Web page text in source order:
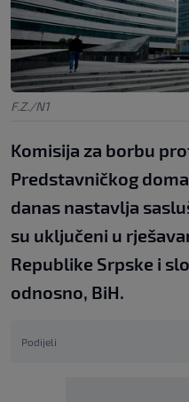
F.Z./N1
Komisija za borbu
Predstavničkog
danas nastavlja
su uključeni u
Republike Srpske i
odnosno, BiH.
Podijeli